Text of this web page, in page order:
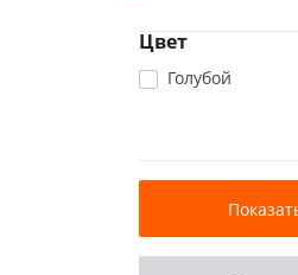
Цвет
Голубой